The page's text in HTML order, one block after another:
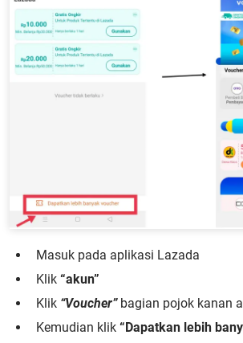
Masuk pada aplikasi Lazada
Klik “akun”
Klik “Voucher”bagian pojok kanan
Kemudian klik “Dapatkan lebih